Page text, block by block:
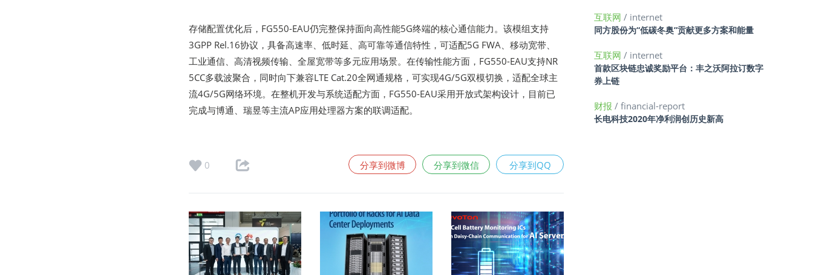
存储配置优化后，FG550-EAU仍完整保持面向高性能5G终端的核心通信能力。该模组支持
3GPP Rel.16协议，具备高速率、低时延、高可靠等通信特性，可适配5G FWA、移动宽带、
工业通信、高清视频传输、全屋宽带等多元应用场景。在传输性能方面，FG550-EAU支持NR
5CC多载波聚合，同时向下兼容LTE Cat.20全网通规格，可实现4G/5G双模切换，适配全球主
流4G/5G网络环境。在整机开发与系统适配方面，FG550-EAU采用开放式架构设计，目前已
完成与博通、瑞昱等主流AP应用处理器方案的联调适配。
0 分享到微博 分享到微信 分享到QQ
互联网 / internet
同方股份为“低碳冬奥”贡献更多方案和能量
互联网 / internet
首款区块链忠诚奖励平台：丰之沃阿拉订数字
券上链
财报 / financial-report
长电科技2020年净利润创历史新高